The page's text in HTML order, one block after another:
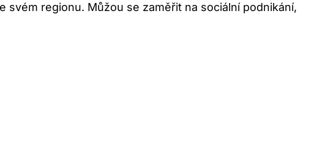
regionu. Můžou se zaměřit na sociální podnikání,